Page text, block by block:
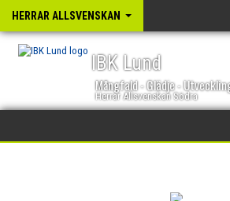
HERRAR ALLSVENSKAN
IBK Lund
Mångfald - Glädje -
Herrar Allsvenskan Södra